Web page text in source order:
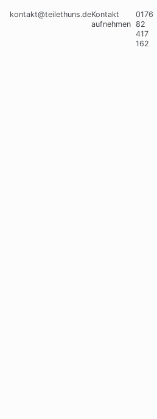
kontakt@teilethuns.deKontakt
aufnehmen
0176
82
417
162